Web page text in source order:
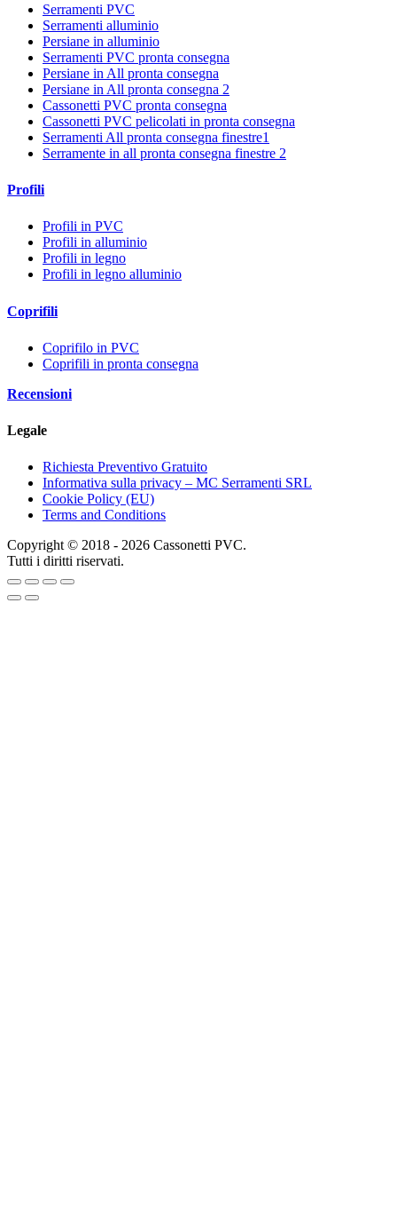
Serramenti PVC
Serramenti alluminio
Persiane in alluminio
Serramenti PVC pronta consegna
Persiane in All pronta consegna
Persiane in All pronta consegna 2
Cassonetti PVC pronta consegna
Cassonetti PVC pelicolati in pronta consegna
Serramenti All pronta consegna finestre1
Serramente in all pronta consegna finestre 2
Profili
Profili in PVC
Profili in alluminio
Profili in legno
Profili in legno alluminio
Coprifili
Coprifilo in PVC
Coprifili in pronta consegna
Recensioni
Legale
Richiesta Preventivo Gratuito
Informativa sulla privacy – MC Serramenti SRL
Cookie Policy (EU)
Terms and Conditions
Copyright © 2018 - 2026 Cassonetti PVC.
Tutti i diritti riservati.